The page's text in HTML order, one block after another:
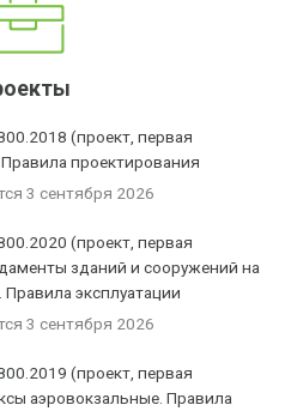
(проект, первая
проектирования
3 сентября 2026
(проект, первая
зданий и сооружений на
эксплуатации
3 сентября 2026
(проект, первая
аэровокзальные. Правила